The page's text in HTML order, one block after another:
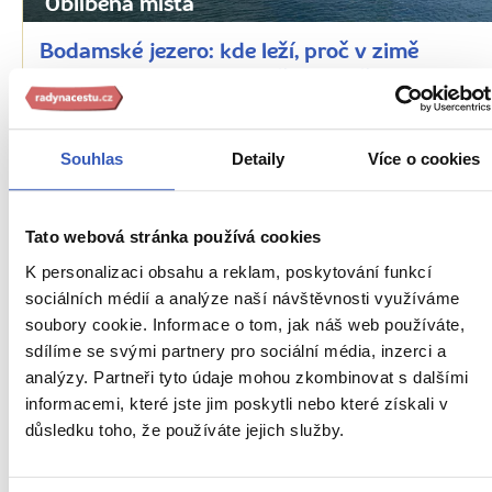
Souhlas Detaily Více o cookies
Tato webová stránka používá cookies
K personalizaci obsahu a reklam, poskytování funkcí
sociálních médií a analýze naší návštěvnosti využíváme
soubory cookie. Informace o tom, jak náš web používáte,
sdílíme se svými partnery pro sociální média, inzerci a
analýzy. Partneři tyto údaje mohou zkombinovat s dalšími
informacemi, které jste jim poskytli nebo které získali v
důsledku toho, že používáte jejich služby.
Oblíbená místa
Bodamské jezero: kde leží, proč v zimě
nezamrzá a co má společného s českými
dějinami?
32893 přečtení